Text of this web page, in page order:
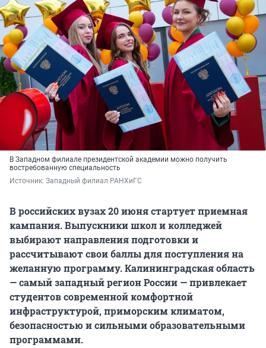
В Западном филиале президентской академии можно получить
востребованную специальность
Источник: Западный филиал РАНХиГС
В российских вузах 20 июня стартует приемная
кампания. Выпускники школ и колледжей
выбирают направления подготовки и
рассчитывают свои баллы для поступления на
желанную программу. Калининградская область
— самый западный регион России — привлекает
студентов современной комфортной
инфраструктурой, приморским климатом,
безопасностью и сильными образовательными
программами.